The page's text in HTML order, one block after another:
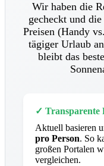
Wir haben die
gecheckt und
Preisen (Handy
tägiger Urlaub
bleibt das
✓ Transparente
Aktuell basieren
pro Person. So
großen Portalen
vergleichen.